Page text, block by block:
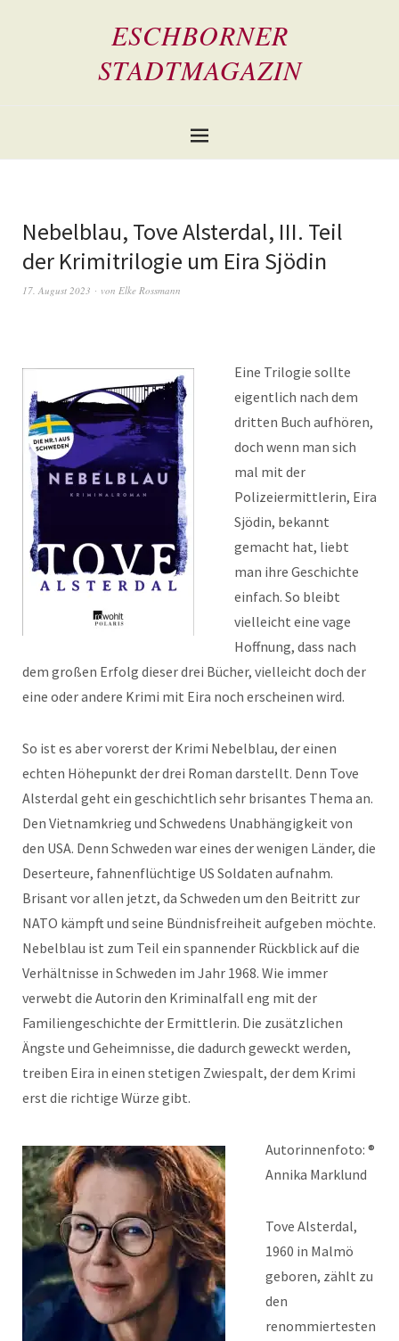
ESCHBORNER
STADTMAGAZIN
Nebelblau, Tove Alsterdal, III. Teil
der Krimitrilogie um Eira Sjödin
17. August 2023 von Elke Rossmann
Eine Trilogie sollte
eigentlich nach dem
dritten Buch aufhören,
doch wenn man sich
mal mit der
Polizeiermittlerin, Eira
Sjödin, bekannt
gemacht hat, liebt
man ihre Geschichte
einfach. So bleibt
vielleicht eine vage
Hoffnung, dass nach
dem großen Erfolg dieser drei Bücher, vielleicht doch der
eine oder andere Krimi mit Eira noch erscheinen wird.
So ist es aber vorerst der Krimi Nebelblau, der einen
echten Höhepunkt der drei Roman darstellt. Denn Tove
Alsterdal geht ein geschichtlich sehr brisantes Thema an.
Den Vietnamkrieg und Schwedens Unabhängigkeit von
den USA. Denn Schweden war eines der wenigen Länder, die
Deserteure, fahnenflüchtige US Soldaten aufnahm.
Brisant vor allen jetzt, da Schweden um den Beitritt zur
NATO kämpft und seine Bündnisfreiheit aufgeben möchte.
Nebelblau ist zum Teil ein spannender Rückblick auf die
Verhältnisse in Schweden im Jahr 1968. Wie immer
verwebt die Autorin den Kriminalfall eng mit der
Familiengeschichte der Ermittlerin. Die zusätzlichen
Ängste und Geheimnisse, die dadurch geweckt werden,
treiben Eira in einen stetigen Zwiespalt, der dem Krimi
erst die richtige Würze gibt.
Autorinnenfoto: ®
Annika Marklund
Tove Alsterdal,
1960 in Malmö
geboren, zählt zu
den
renommiertesten